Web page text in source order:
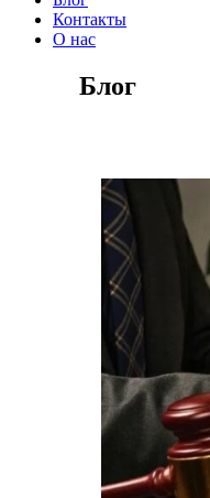
Контакты
О нас
Блог